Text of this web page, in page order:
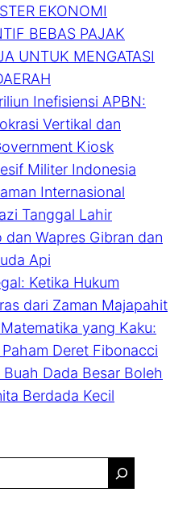
EKONOMI
BEBAS PAJAK
UNTUK MENGATASI
Inefisiensi APBN:
Vertikal dan
Kiosk
Militer Indonesia
Internasional
Tanggal Lahir
dan Wapres Gibran dan
Api
Ketika Hukum
dari Zaman Majapahit
yang Kaku:
Deret Fibonacci
Dada Besar Boleh
Berdada Kecil